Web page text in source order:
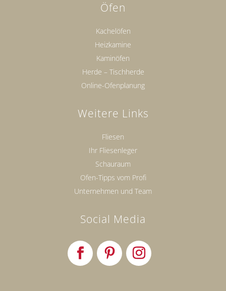
Öfen
Kachelöfen
Heizkamine
Kaminöfen
Herde – Tischherde
Online-Ofenplanung
Weitere Links
Fliesen
Ihr Fliesenleger
Schauraum
Ofen-Tipps vom Profi
Unternehmen und Team
Social Media